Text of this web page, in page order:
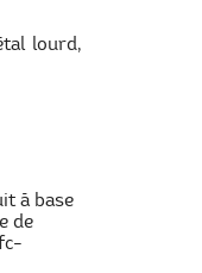
lourd,
à base
de